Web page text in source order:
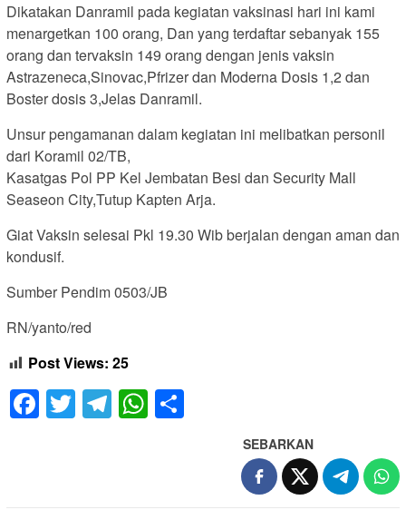
Dikatakan Danramil pada kegiatan vaksinasi hari ini kami
menargetkan 100 orang, Dan yang terdaftar sebanyak 155
orang dan tervaksin 149 orang dengan jenis vaksin
Astrazeneca,Sinovac,Pfrizer dan Moderna Dosis 1,2 dan
Boster dosis 3,Jelas Danramil.
Unsur pengamanan dalam kegiatan ini melibatkan personil
dari Koramil 02/TB,
Kasatgas Pol PP Kel Jembatan Besi dan Security Mall
Seaseon City,Tutup Kapten Arja.
Giat Vaksin selesai Pkl 19.30 Wib berjalan dengan aman dan
kondusif.
Sumber Pendim 0503/JB
RN/yanto/red
Post Views: 25
Facebook
Twitter
Telegram
WhatsApp
SEBARKAN